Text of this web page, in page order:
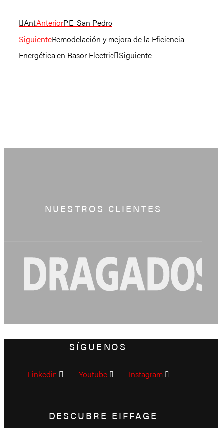
AntAnteriorP.E. San Pedro
SiguienteRemodelación y mejora de la Eficiencia
Energética en Basor Electric Siguiente
NUESTROS CLIENTES
SÍGUENOS
Linkedin Youtube Instagram
DESCUBRE EIFFAGE